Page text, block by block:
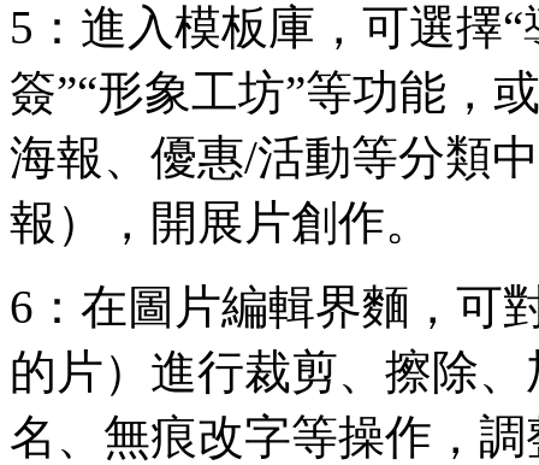
5：進入模板庫，可選擇
簽”“形象工坊”等功能，
海報、優惠/活動等分類
報），開展片創作。
6：在圖片編輯界麵，可
的片）進行裁剪、擦除
名、無痕改字等操作，